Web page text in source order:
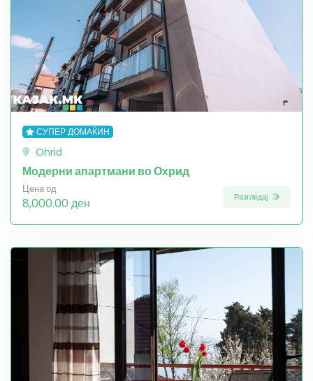
СУПЕР ДОМАЌИН
Ohrid
Модерни апартмани во Охрид
Цена од
8,000.00 ден Разгледај